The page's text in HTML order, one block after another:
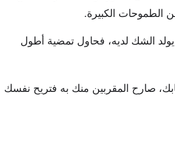
الطموحات الكبيرة.
الشك لديه، فحاول تمضية أطول
صارح المقربين منك به فتريح نفسك